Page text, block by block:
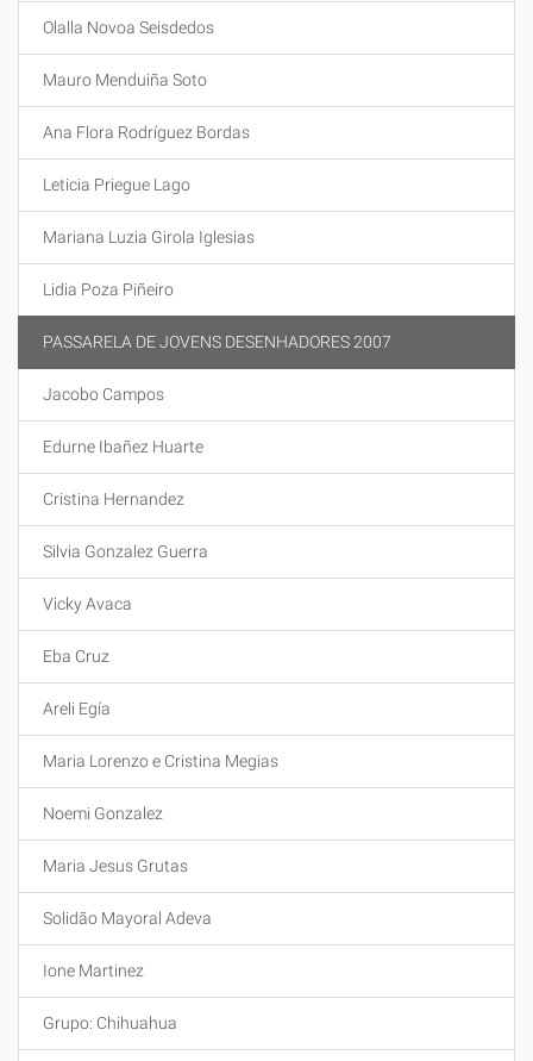
Olalla Novoa Seisdedos
Mauro Menduiña Soto
Ana Flora Rodríguez Bordas
Leticia Priegue Lago
Mariana Luzia Girola Iglesias
Lidia Poza Piñeiro
PASSARELA DE JOVENS DESENHADORES 2007
Jacobo Campos
Edurne Ibañez Huarte
Cristina Hernandez
Silvia Gonzalez Guerra
Vicky Avaca
Eba Cruz
Areli Egía
Maria Lorenzo e Cristina Megias
Noemi Gonzalez
Maria Jesus Grutas
Solidão Mayoral Adeva
Ione Martinez
Grupo: Chihuahua